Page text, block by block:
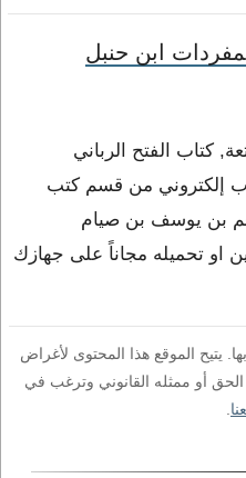
ابن حنبل
كتاب الفتح الرباني
إلكتروني من قسم كتب
بن يوسف بن صيام
او تحميله مجاناً على جهازك
يتيح الموقع هذا المحتوى لأغراض
أو ممثله القانوني وترغب في